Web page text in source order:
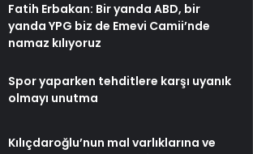
Fatih Erbakan: Bir yanda ABD, bir
yanda YPG biz de Emevi Camii’nde
namaz kılıyoruz
Spor yaparken tehditlere karşı uyanık
olmayı unutma
Kılıçdaroğlu’nun mal varlıklarına ve